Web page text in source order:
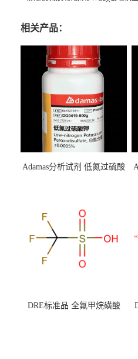
相关产品：
Adamas分析试剂 低氮过硫酸
（泰坦现货供应）
DRE标准品 全氟甲烷磺酸